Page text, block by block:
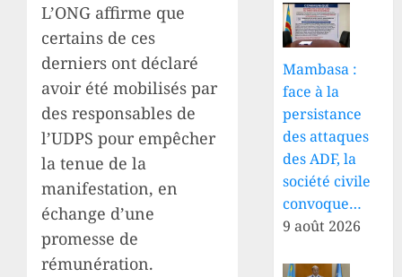
L’ONG affirme que
certains de ces
derniers ont déclaré
avoir été mobilisés par
des responsables de
l’UDPS pour empêcher
la tenue de la
manifestation, en
échange d’une
promesse de
rémunération.
Mambasa :
face à la
persistance
des attaques
des ADF, la
société civile
convoque…
9 août 2026